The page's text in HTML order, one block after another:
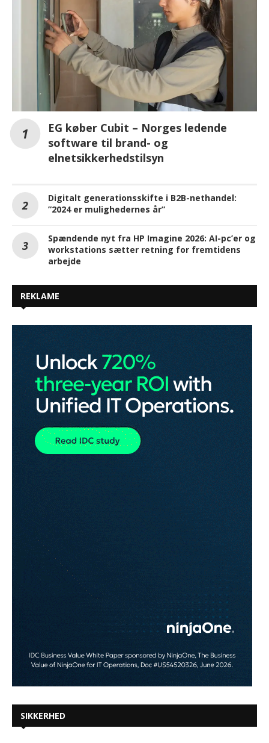
EG køber Cubit – Norges ledende
software til brand- og
elnetsikkerhedstilsyn
Digitalt generationsskifte i B2B-nethandel:
”2024 er mulighedernes år”
Spændende nyt fra HP Imagine 2026: AI-pc’er og
workstations sætter retning for fremtidens
arbejde
REKLAME
SIKKERHED